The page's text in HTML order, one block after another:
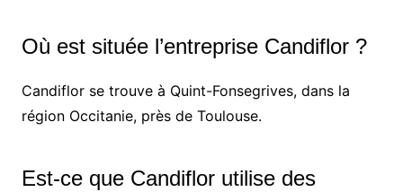
Où est située l’entreprise Candiflor ?
Candiflor se trouve à Quint-Fonsegrives, dans la
région Occitanie, près de Toulouse.
Est-ce que Candiflor utilise des